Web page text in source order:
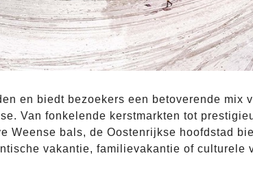
en biedt bezoekers een betoverende mix
Van fonkelende kerstmarkten tot
Weense bals, de Oostenrijkse hoofdstad
vakantie, familievakantie of culturele